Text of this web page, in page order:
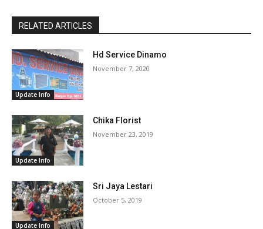
RELATED ARTICLES
Update Info
Hd Service Dinamo
November 7, 2020
Update Info
Chika Florist
November 23, 2019
Update Info
Sri Jaya Lestari
October 5, 2019